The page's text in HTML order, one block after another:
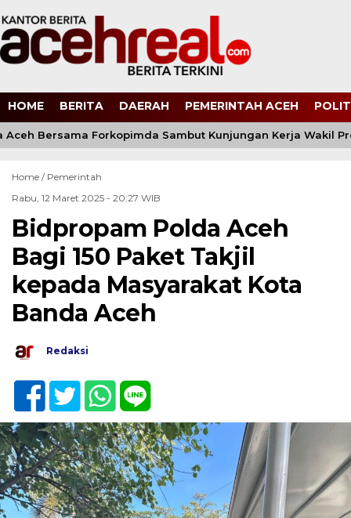
HOME BERITA DAERAH PEMERINTAH ACEH
Bersama Forkopimda Sambut Kunjungan Kerja Wakil
Home / Pemerintah
Rabu, 12 Maret 2025 - 20:27 WIB
Bidpropam Polda Aceh
Bagi 150 Paket Takjil
kepada Masyarakat Kota
Banda Aceh
Redaksi